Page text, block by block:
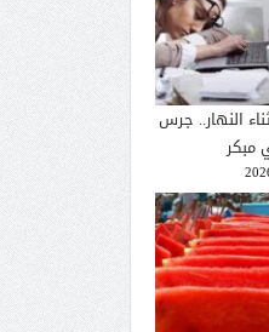
النهار.. جرس
مبكر